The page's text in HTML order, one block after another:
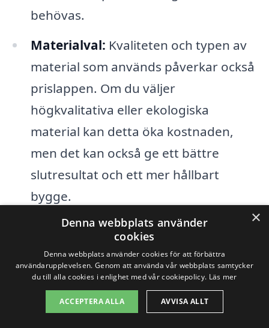
behövas.
Materialval: Kvaliteten och typen av
material som används påverkar också
prislappen. Om du väljer
högkvalitativa eller ekologiska
material kan detta öka kostnaden,
men det kan också ge ett bättre
slutresultat och ett mer hållbart
bygge.
Tidsram:Om projektet behöver
slutföras inom en snäv tidsram kan
detta leda till högre kostnader på
grund av extra arbetsinsatser och
resurser. Beräkning av tidsåtgång är
×
Denna webbplats använder
cookies
Denna webbplats använder cookies för att förbättra
användarupplevelsen. Genom att använda vår webbplats samtycker
du till alla cookies i enlighet med vår cookiepolicy. Läs mer
ACCEPTERA ALLA AVVISA ALLT